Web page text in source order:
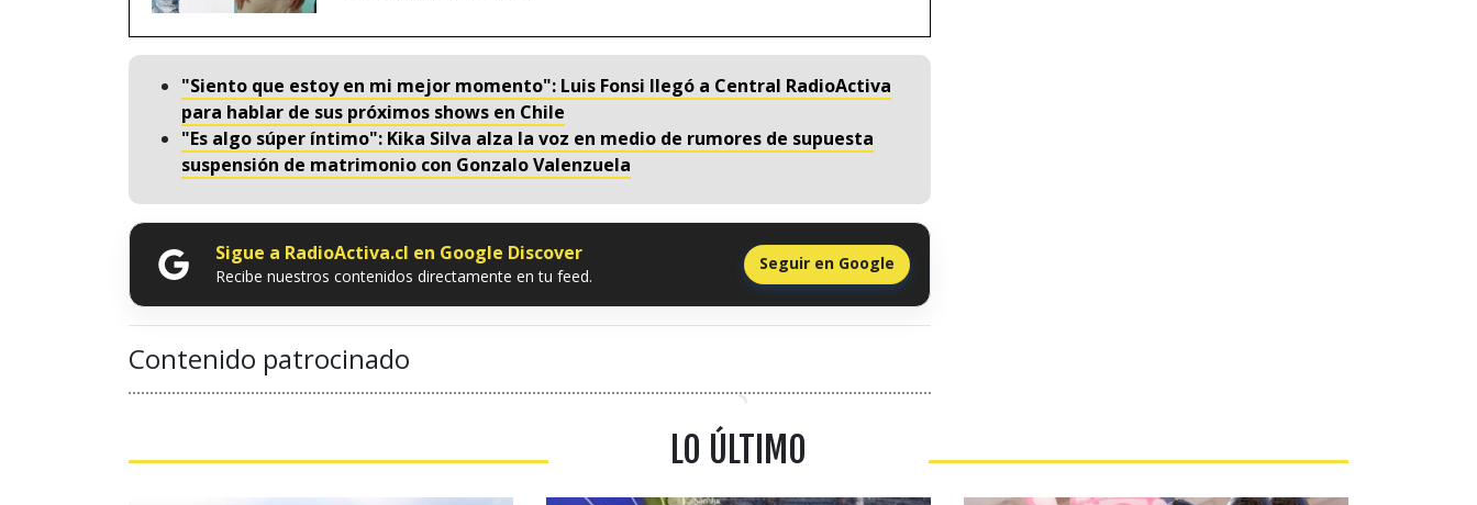
"Siento que estoy en mi mejor momento": Luis Fonsi llegó a Central RadioActiva
para hablar de sus próximos shows en Chile
"Es algo súper íntimo": Kika Silva alza la voz en medio de rumores de supuesta
suspensión de matrimonio con Gonzalo Valenzuela
Sigue a RadioActiva.cl en Google Discover
Recibe nuestros contenidos directamente en tu feed.
Seguir en Google
Contenido patrocinado
LO ÚLTIMO